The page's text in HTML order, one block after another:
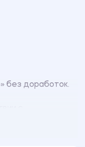
без доработок.
заведения.